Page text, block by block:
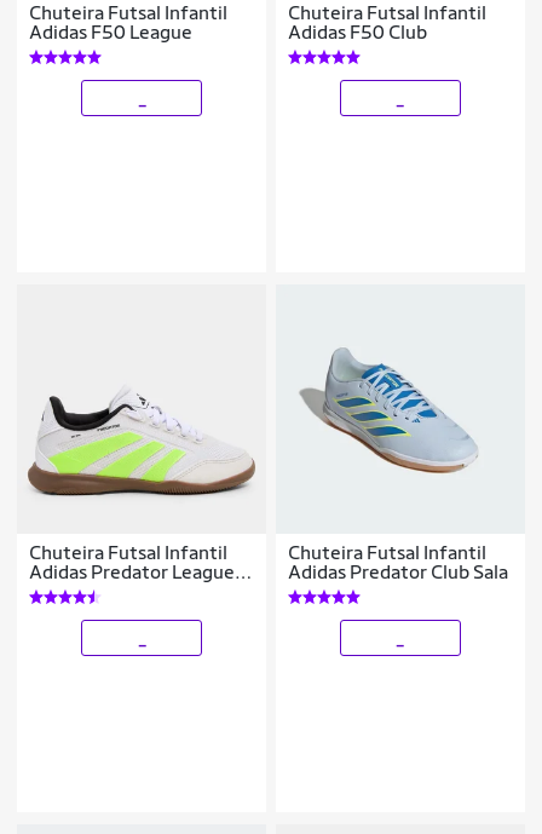
Chuteira Futsal Infantil
Adidas F50 League
Chuteira Futsal Infantil
Adidas F50 Club
Chuteira Futsal Infantil
Adidas Predator League
Unissex
Chuteira Futsal Infantil
Adidas Predator Club Sala